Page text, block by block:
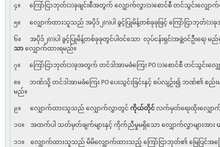
၄။ ကြော်ငြာဘုတ်(၁)ခုချင်းစီအတွက် လျှောက်လွှာ(၁)စောင်စီ တင်သွင်းလျှောက်
၅။ လျှောက်ထားသူသည် အပိုဒ်၂(ဂ)ပါ ခွင့်ပြုမိန့်တစ်ခုခုဖြင့် ကြော်ငြာဘုတ်(၁
၆။ အပိုဒ်၂(ဂ)ပါ ခွင့်ပြုမိန့်တစ်ခုခုတွင်ပါဝင်သော လုပ်ငန်းရှင်(အဖွဲ့ဝင်ဦးရေ)
သာ လျှောက်ထားရမည်။
၇။ ကြော်ငြာဘုတ်(၁)ခုအတွက် တင်ဒါအာမခံကြေး PO (၁)စောင်စီ တင်သွင်းလျှ
၈။ ဘဏ်သို့ တင်ဒါအာမခံကြေး PO ပေးသွင်းခြင်းနှင့် စပ်လျဉ်း၍ ဘဏ်၏ စည်း
မည်။
၉။ လျှောက်ထားသူသည် လျှောက်လွှာတွင်ကိုယ်တိုင် လက်မှတ်ရေးထိုးလျှော
၁၀။ အထက်ပါ သတ်မှတ်ချက်များနှင့် ကိုက်ညီမှုမရှိသော လျှောက်လွှာများအား
၁၁။ လျှောက်ထားသူသည် မိမိလျှောက်ထားသည့် ကြော်ငြာဘုတ်၏ မြေပြင်အခ